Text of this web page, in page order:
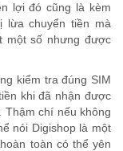
lợi đó cũng là kèm
lừa chuyển tiền mà
một số nhưng được
kiểm tra đúng SIM
khi đã nhận được
Thậm chí nếu không
nói Digishop là một
toàn có thể yên